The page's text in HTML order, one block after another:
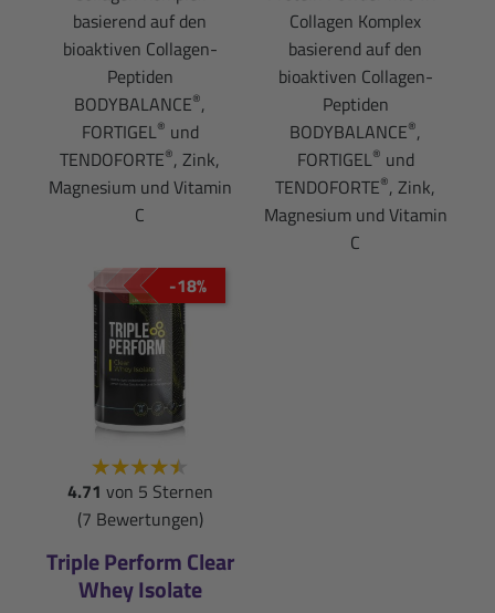
basierend auf den
bioaktiven Collagen-
Peptiden
BODYBALANCE®,
FORTIGEL® und
TENDOFORTE®, Zink,
Magnesium und Vitamin
C
Collagen Komplex
basierend auf den
bioaktiven Collagen-
Peptiden
BODYBALANCE®,
FORTIGEL® und
TENDOFORTE®, Zink,
Magnesium und Vitamin
C
-18%
4.71 von 5 Sternen
(7 Bewertungen)
Triple Perform Clear
Whey Isolate